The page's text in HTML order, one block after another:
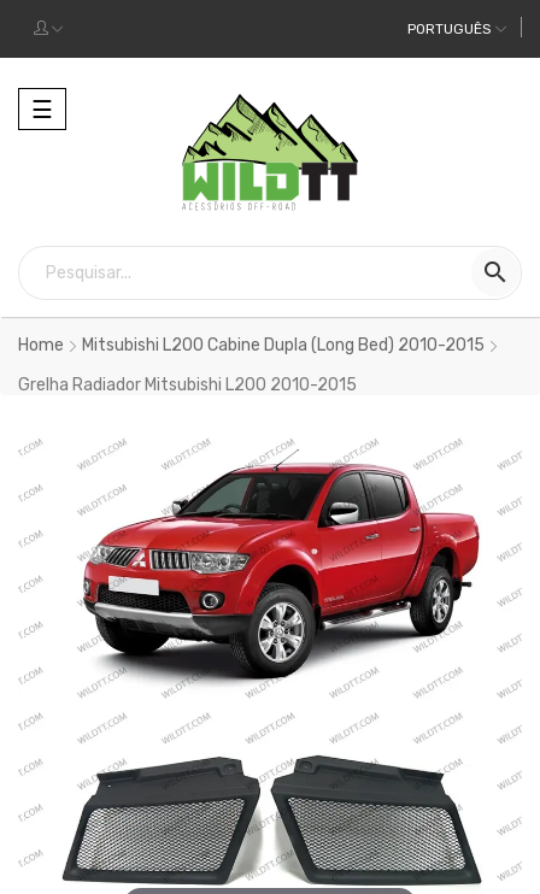
PORTUGUÊS
Alternar
a
☰

Home
Mitsubishi L200 Cabine Dupla (Long Bed) 2010-2015
Grelha Radiador Mitsubishi L200 2010-2015